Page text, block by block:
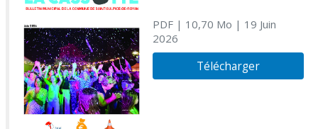
PDF| 10,70 Mo | 19 Juin
2026
Télécharger